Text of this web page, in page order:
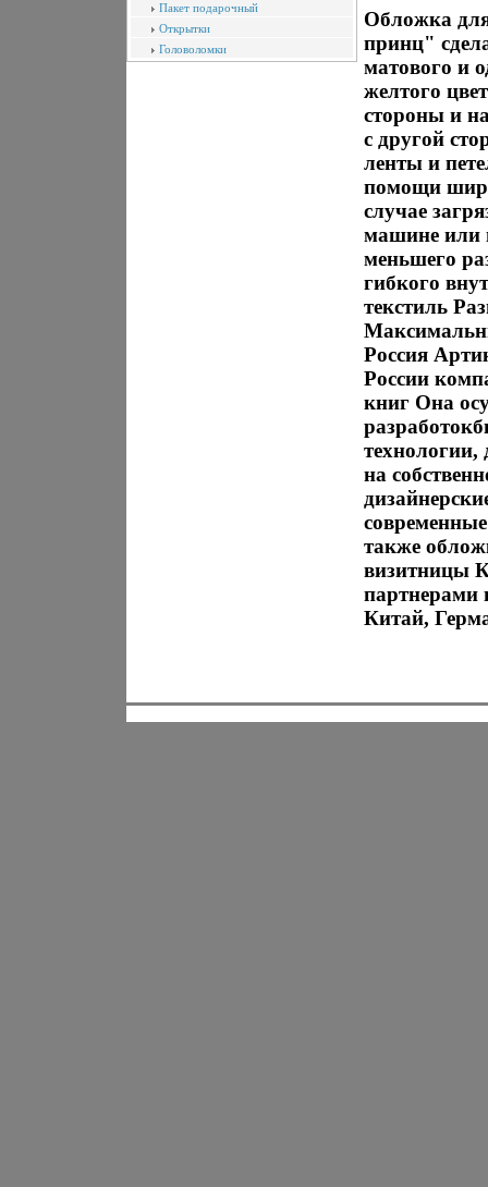
Пакет подарочный
Открытки
Головоломки
Обложка
принц"
матового и
желтого
стороны и
с другой
ленты и
помощи
случае
машине или
меньшего
гибкого
текстиль
Россия
России
книг Она
технологии,
на
также
визитницы
партнерами
Китай,